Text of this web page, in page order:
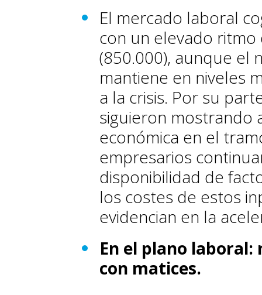
El mercado laboral
con un elevado
(850.000), aunque el
mantiene en niveles
a la crisis. Por su
siguieron mostrando
económica en el
empresarios
disponibilidad de
los costes de estos
evidencian en la
En el plano
con matices.